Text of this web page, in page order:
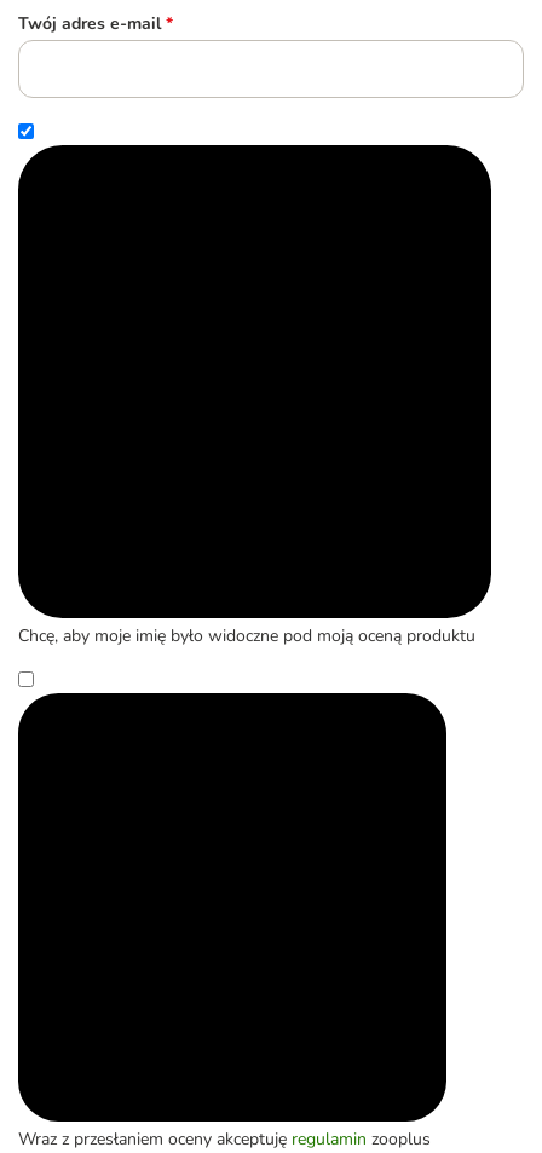
Twój adres e-mail *
Chcę, aby moje imię było widoczne pod moją oceną produktu
Wraz z przesłaniem oceny akceptuję regulamin zooplus